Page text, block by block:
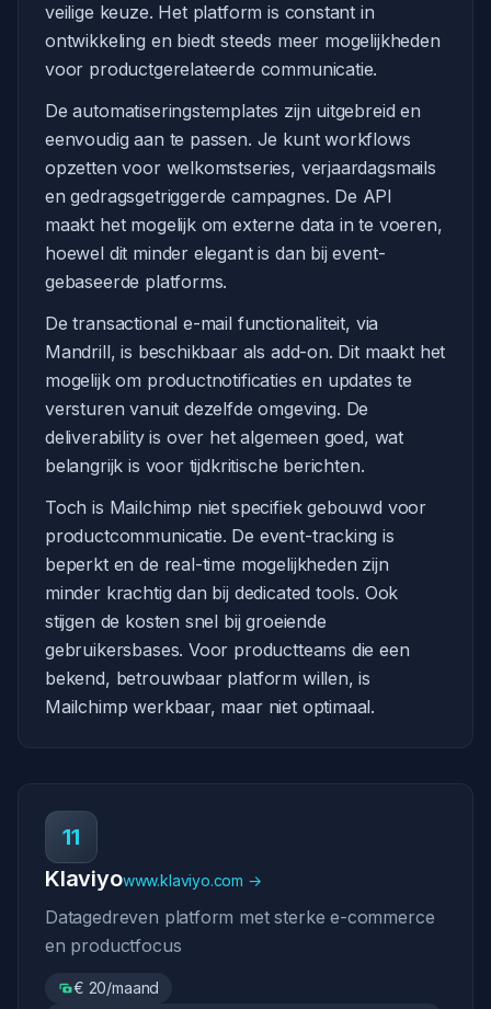
veilige keuze. Het platform is constant in
ontwikkeling en biedt steeds meer mogelijkheden
voor productgerelateerde communicatie.
De automatiseringstemplates zijn uitgebreid en
eenvoudig aan te passen. Je kunt workflows
opzetten voor welkomstseries, verjaardagsmails
en gedragsgetriggerde campagnes. De API
maakt het mogelijk om externe data in te voeren,
hoewel dit minder elegant is dan bij event-
gebaseerde platforms.
De transactional e-mail functionaliteit, via
Mandrill, is beschikbaar als add-on. Dit maakt het
mogelijk om productnotificaties en updates te
versturen vanuit dezelfde omgeving. De
deliverability is over het algemeen goed, wat
belangrijk is voor tijdkritische berichten.
Toch is Mailchimp niet specifiek gebouwd voor
productcommunicatie. De event-tracking is
beperkt en de real-time mogelijkheden zijn
minder krachtig dan bij dedicated tools. Ook
stijgen de kosten snel bij groeiende
gebruikersbases. Voor productteams die een
bekend, betrouwbaar platform willen, is
Mailchimp werkbaar, maar niet optimaal.
11
Klaviyowww.klaviyo.com →
Datagedreven platform met sterke e-commerce
en productfocus
€ 20/maand